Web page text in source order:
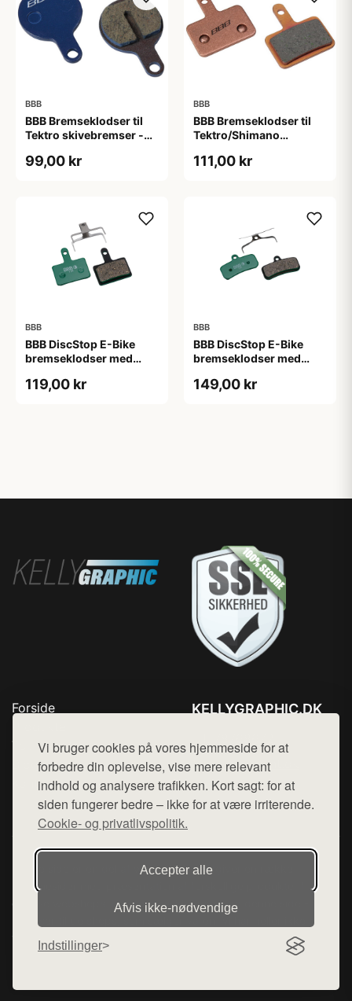
Vi bruger cookies på vores hjemmeside for at
forbedre din oplevelse, vise mere relevant
indhold og analysere trafikken. Kort sagt: for at
siden fungerer bedre – ikke for at være irriterende.
Cookie- og privatlivspolitik.
Accepter alle
Afvis ikke‑nødvendige
Indstillinger
BBB
BBB Bremseklodser til
Tektro skivebremser -
99,00 kr
BBB
BBB Bremseklodser til
Tektro/Shimano
Aquila
111,00 kr
BBB
BBB DiscStop E-Bike
bremseklodser med
belægning særligt til
119,00 kr
BBB
BBB DiscStop E-Bike
bremseklodser med
belægning særligt til
149,00 kr
Forside
Top Rabatter
Blog
Kontakt
KELLYGRAPHIC.DK
Mail: hej@want.dk
Cookie- og privatlivspolitik
Denne side er en del af want.dk, der udgiver en række
hjemmesider med præsentation af forskellige produkter fra
diverse webshops. Der sælges ikke varer fra denne side - vi
varerne på lager.